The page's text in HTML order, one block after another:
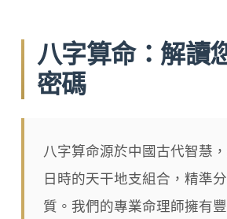
八字算命：解讀
密碼
八字算命源於中國古代智慧
日時的天干地支組合，精準
質。我們的專業命理師擁有